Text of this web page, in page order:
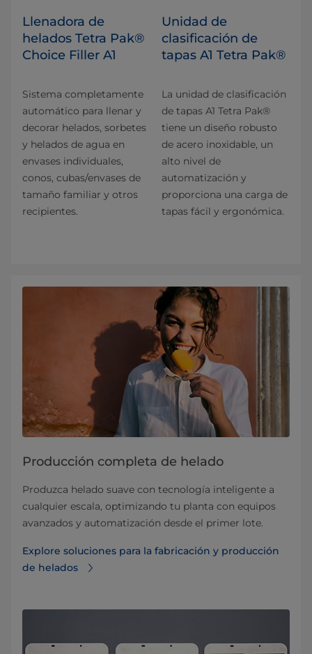
Llenadora de
helados Tetra Pak®
Choice Filler A1
Sistema completamente
automático para llenar y
decorar helados, sorbetes
y helados de agua en
envases individuales,
conos, cubas/envases de
tamaño familiar y otros
recipientes.
Unidad de
clasificación de
tapas A1 Tetra Pak®
La unidad de clasificación
de tapas A1 Tetra Pak®
tiene un diseño robusto
de acero inoxidable, un
alto nivel de
automatización y
proporciona una carga de
tapas fácil y ergonómica.
Producción completa de helado
Produzca helado suave con tecnología inteligente a
cualquier escala, optimizando tu planta con equipos
avanzados y automatización desde el primer lote.
Explore soluciones para la fabricación y producción
de helados